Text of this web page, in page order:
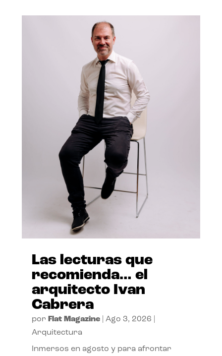
Las lecturas que
recomienda… el
arquitecto Ivan
Cabrera
por Flat Magazine| Ago 3, 2026
Arquitectura
Inmersos en agosto y para afrontar